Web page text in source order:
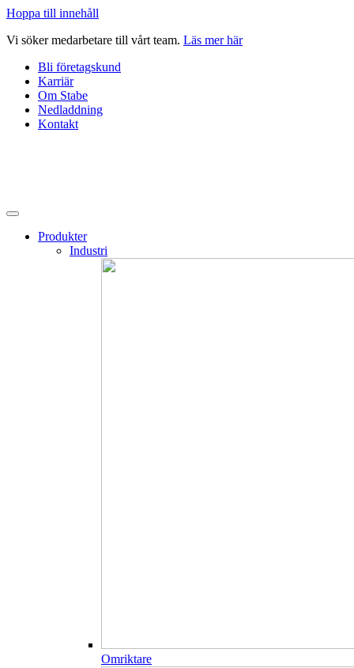
Hoppa till innehåll
Vi söker medarbetare till vårt team. Läs mer här
Bli företagskund
Karriär
Om Stabe
Nedladdning
Kontakt
Produkter
Industri
Omriktare